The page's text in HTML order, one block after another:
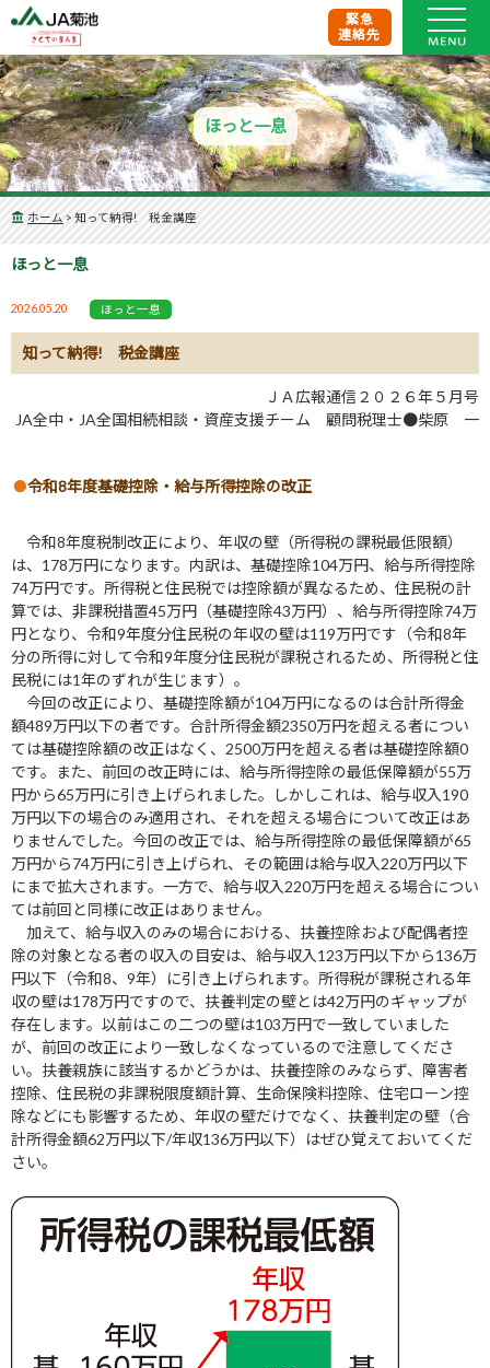
緊急
連絡先
ほっと一息
ホーム > 知って納得! 税金講座
ほっと一息
2026.05.20 ほっと一息
知って納得! 税金講座
ＪＡ広報通信２０２６年５月号
JA全中・JA全国相続相談・資産支援チーム 顧問税理士●柴原 一
令和8年度基礎控除・給与所得控除の改正
令和8年度税制改正により、年収の壁（所得税の課税最低限額）
は、178万円になります。内訳は、基礎控除104万円、給与所得控除
74万円です。所得税と住民税では控除額が異なるため、住民税の計
算では、非課税措置45万円（基礎控除43万円）、給与所得控除74万
円となり、令和9年度分住民税の年収の壁は119万円です（令和8年
分の所得に対して令和9年度分住民税が課税されるため、所得税と住
民税には1年のずれが生じます）。
今回の改正により、基礎控除額が104万円になるのは合計所得金
額489万円以下の者です。合計所得金額2350万円を超える者につい
ては基礎控除額の改正はなく、2500万円を超える者は基礎控除額0
です。また、前回の改正時には、給与所得控除の最低保障額が55万
円から65万円に引き上げられました。しかしこれは、給与収入190
万円以下の場合のみ適用され、それを超える場合について改正はあ
りませんでした。今回の改正では、給与所得控除の最低保障額が65
万円から74万円に引き上げられ、その範囲は給与収入220万円以下
にまで拡大されます。一方で、給与収入220万円を超える場合につい
ては前回と同様に改正はありません。
加えて、給与収入のみの場合における、扶養控除および配偶者控
除の対象となる者の収入の目安は、給与収入123万円以下から136万
円以下（令和8、9年）に引き上げられます。所得税が課税される年
収の壁は178万円ですので、扶養判定の壁とは42万円のギャップが
存在します。以前はこの二つの壁は103万円で一致していました
が、前回の改正により一致しなくなっているので注意してくださ
い。扶養親族に該当するかどうかは、扶養控除のみならず、障害者
控除、住民税の非課税限度額計算、生命保険料控除、住宅ローン控
除などにも影響するため、年収の壁だけでなく、扶養判定の壁（合
計所得金額62万円以下/年収136万円以下）はぜひ覚えておいてくだ
さい。